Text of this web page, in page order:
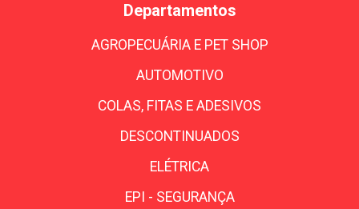
Departamentos
AGROPECUÁRIA E PET SHOP
AUTOMOTIVO
COLAS, FITAS E ADESIVOS
DESCONTINUADOS
ELÉTRICA
EPI - SEGURANÇA